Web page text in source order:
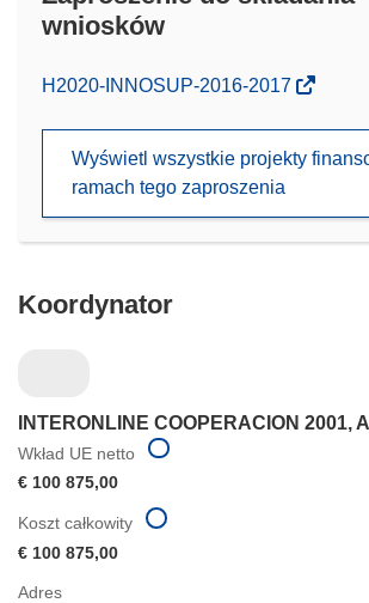
wniosków
(odnośnik
nowym
H2020-INNOSUP-2016-2017
Wyświetl wszystkie projekty
ramach tego zaproszenia
Koordynator
INTERONLINE COOPERACION 2001,
Wkład UE netto
€ 100 875,00
Adres
Koszt całkowity
€ 100 875,00